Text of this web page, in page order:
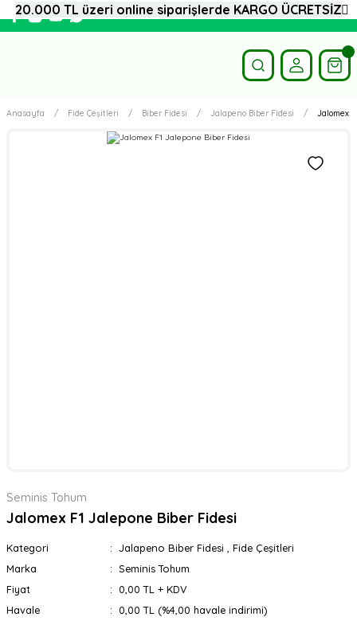
Anasayfa Fide Çeşitleri Biber Fidesi Jalapeno Biber Fidesi Jalomex
Seminis Tohum
Jalomex F1 Jalepone Biber Fidesi
Kategori Jalapeno Biber Fidesi
Fide Çeşitleri
Marka
Seminis Tohum
Fiyat
0,00 TL + KDV
Havale
0,00 TL (%4,00 havale indirimi)
20.000 TL üzeri online siparişlerde KARGO ÜCRETSİZ